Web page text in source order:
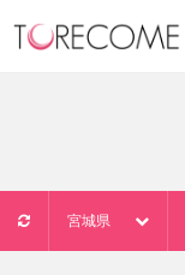
宮城県